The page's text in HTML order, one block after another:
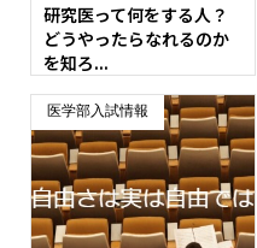
研究医って何をする人？
どうやったらなれるのか
を知ろ...
医学部入試情報